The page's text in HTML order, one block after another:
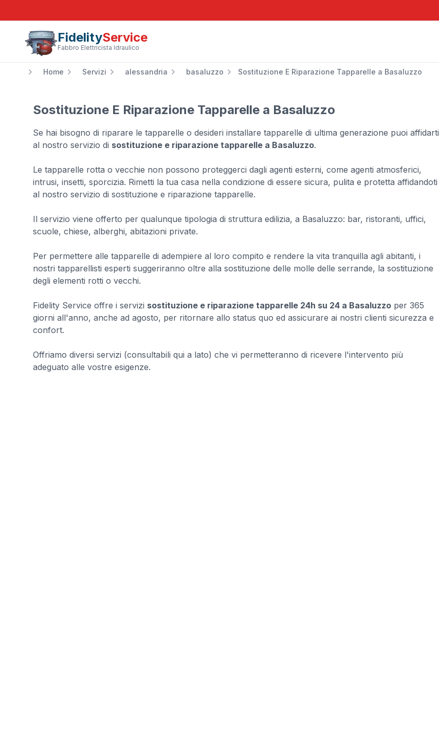
FidelityService
Fabbro Elettricista Idraulico
Home Servizi alessandria basaluzzo Sostituzione E Riparazione Tapparelle a Basaluzzo
Sostituzione E Riparazione Tapparelle a Basaluzzo
Se hai bisogno di riparare le tapparelle o desideri installare tapparelle di ultima generazione puoi affidarti
al nostro servizio di sostituzione e riparazione tapparelle a Basaluzzo.
Le tapparelle rotta o vecchie non possono proteggerci dagli agenti esterni, come agenti atmosferici,
intrusi, insetti, sporcizia. Rimetti la tua casa nella condizione di essere sicura, pulita e protetta affidandoti
al nostro servizio di sostituzione e riparazione tapparelle.
Il servizio viene offerto per qualunque tipologia di struttura edilizia, a Basaluzzo: bar, ristoranti, uffici,
scuole, chiese, alberghi, abitazioni private.
Per permettere alle tapparelle di adempiere al loro compito e rendere la vita tranquilla agli abitanti, i
nostri tapparellisti esperti suggeriranno oltre alla sostituzione delle molle delle serrande, la sostituzione
degli elementi rotti o vecchi.
Fidelity Service offre i servizi sostituzione e riparazione tapparelle 24h su 24 a Basaluzzo per 365
giorni all'anno, anche ad agosto, per ritornare allo status quo ed assicurare ai nostri clienti sicurezza e
confort.
Offriamo diversi servizi (consultabili qui a lato) che vi permetteranno di ricevere l'intervento più
adeguato alle vostre esigenze.